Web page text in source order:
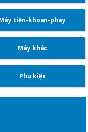
Máy tiện-khoan-phay
Máy khác
Phụ kiện